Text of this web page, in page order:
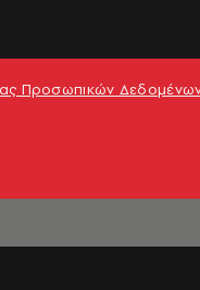
Προσωπικών